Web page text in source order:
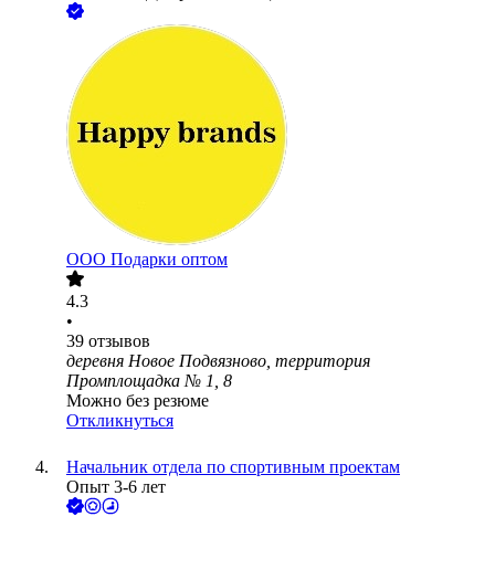
ООО Подарки оптом
4.3
•
39 отзывов
деревня Новое Подвязново, территория
Промплощадка № 1, 8
Можно без резюме
Откликнуться
Начальник отдела по спортивным проектам
Опыт 3-6 лет